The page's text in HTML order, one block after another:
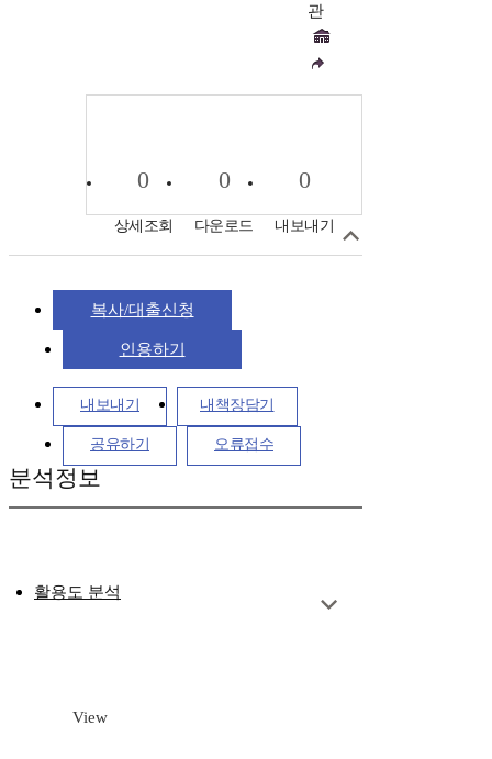
관
0
상세조회
0
다운로드
0
내보내기
복사/대출신청
인용하기
내보내기 내책장담기
공유하기 오류접수
분석정보
활용도 분석
View